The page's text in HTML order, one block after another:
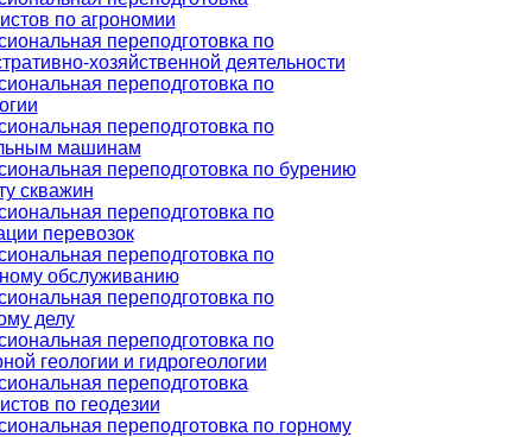
по агрономии
переподготовка по
хозяйственной деятельности
переподготовка по
переподготовка по
машинам
переподготовка по бурению
скважин
переподготовка по
перевозок
переподготовка по
обслуживанию
переподготовка по
делу
переподготовка по
геологии и гидрогеологии
переподготовка
по геодезии
переподготовка по горному